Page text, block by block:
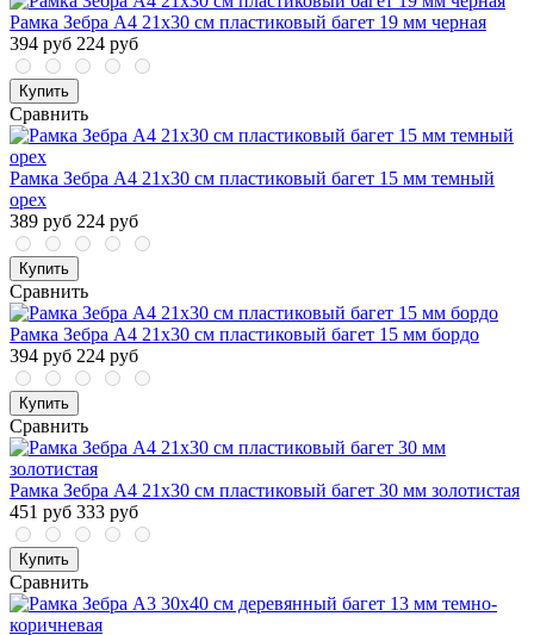
Рамка Зебра А4 21х30 см пластиковый багет 19 мм черная
394 руб 224 руб
Купить
Сравнить
Рамка Зебра А4 21х30 см пластиковый багет 15 мм темный
орех
389 руб 224 руб
Купить
Сравнить
Рамка Зебра А4 21х30 см пластиковый багет 15 мм бордо
394 руб 224 руб
Купить
Сравнить
Рамка Зебра А4 21х30 см пластиковый багет 30 мм золотистая
451 руб 333 руб
Купить
Сравнить